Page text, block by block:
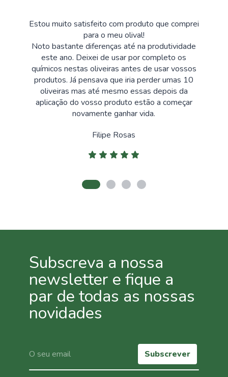
Estou muito satisfeito com produto que comprei
para o meu olival!
Noto bastante diferenças até na produtividade
este ano. Deixei de usar por completo os
químicos nestas oliveiras antes de usar vossos
produtos. Já pensava que iria perder umas 10
oliveiras mas até mesmo essas depois da
aplicação do vosso produto estão a começar
novamente ganhar vida.
Filipe Rosas
Subscreva a nossa
newsletter e fique a
par de todas as nossas
novidades
Subscrever